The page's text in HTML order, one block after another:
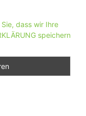
dass wir Ihre
speichern